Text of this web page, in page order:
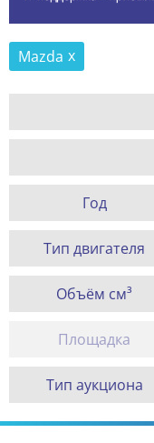
Mazda
Год
Тип двигателя
Объём см³
Площадка
Тип аукциона